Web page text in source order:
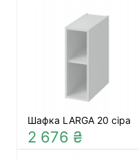
Шафка LARGA 20 сіра
2 676 ₴